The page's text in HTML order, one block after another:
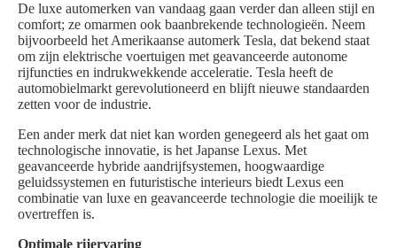
De luxe automerken van vandaag gaan verder dan alleen stijl en
comfort; ze omarmen ook baanbrekende technologieën. Neem
bijvoorbeeld het Amerikaanse automerk Tesla, dat bekend staat
om zijn elektrische voertuigen met geavanceerde autonome
rijfuncties en indrukwekkende acceleratie. Tesla heeft de
automobielmarkt gerevolutioneerd en blijft nieuwe standaarden
zetten voor de industrie.
Een ander merk dat niet kan worden genegeerd als het gaat om
technologische innovatie, is het Japanse Lexus. Met
geavanceerde hybride aandrijfsystemen, hoogwaardige
geluidssystemen en futuristische interieurs biedt Lexus een
combinatie van luxe en geavanceerde technologie die moeilijk te
overtreffen is.
Optimale rijervaring